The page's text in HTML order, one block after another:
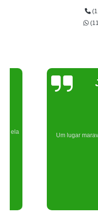
Joelma
Um lugar maravilhoso.